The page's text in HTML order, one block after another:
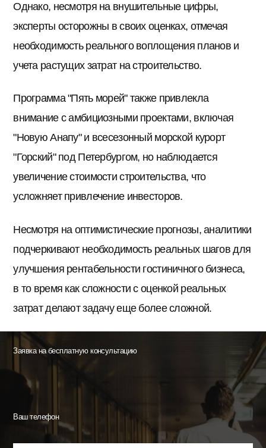
Однако, несмотря на внушительные цифры,
эксперты осторожны в своих оценках, отмечая
необходимость реального воплощения планов и
учета растущих затрат на строительство.
Программа "Пять морей" также привлекла
внимание с амбициозными проектами, включая
"Новую Анапу" и всесезонный морской курорт
"Горский" под Петербургом, но наблюдается
увеличение стоимости строительства, что
усложняет привлечение инвесторов.
Несмотря на оптимистические прогнозы, аналитики
подчеркивают необходимость реальных шагов для
улучшения рентабельности гостиничного бизнеса,
в то время как сложности с оценкой реальных
затрат делают задачу еще более сложной.
Заявка на бесплатную консультацию
Ваш телефон